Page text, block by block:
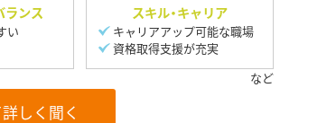
ランス
い
スキル・キャリア
キャリアアップ可能な職場
資格取得支援が充実
しく聞く